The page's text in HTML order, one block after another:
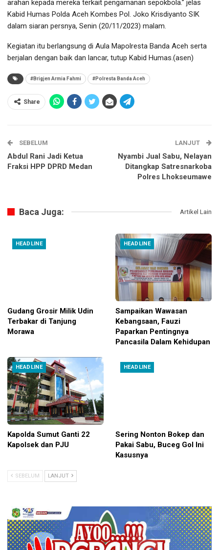
arahan kepada mereka terkait pengamanan sepokbola.” jelas
Kabid Humas Polda Aceh Kombes Pol. Joko Krisdiyanto SIK
dalam siaran persnya, Senin (20/11/2023) malam.
Kegiatan itu berlangsung di Aula Mapolresta Banda Aceh serta
berjalan dengan baik dan lancar, tutup Kabid Humas.(asen)
#Brigjen Armia Fahmi #Polresta Banda Aceh
Share
SEBELUM
Abdul Rani Jadi Ketua
Fraksi HPP DPRD Medan
LANJUT
Nyambi Jual Sabu, Nelayan
Ditangkap Satresnarkoba
Polres Lhokseumawe
Baca Juga: Artikel Lain
HEADLINE
Gudang Grosir Milik Udin
Terbakar di Tanjung
Morawa
HEADLINE
Sampaikan Wawasan
Kebangsaan, Fauzi
Paparkan Pentingnya
Pancasila Dalam Kehidupan
HEADLINE
Kapolda Sumut Ganti 22
Kapolsek dan PJU
HEADLINE
Sering Nonton Bokep dan
Pakai Sabu, Buceg Gol Ini
Kasusnya
SEBELUM LANJUT